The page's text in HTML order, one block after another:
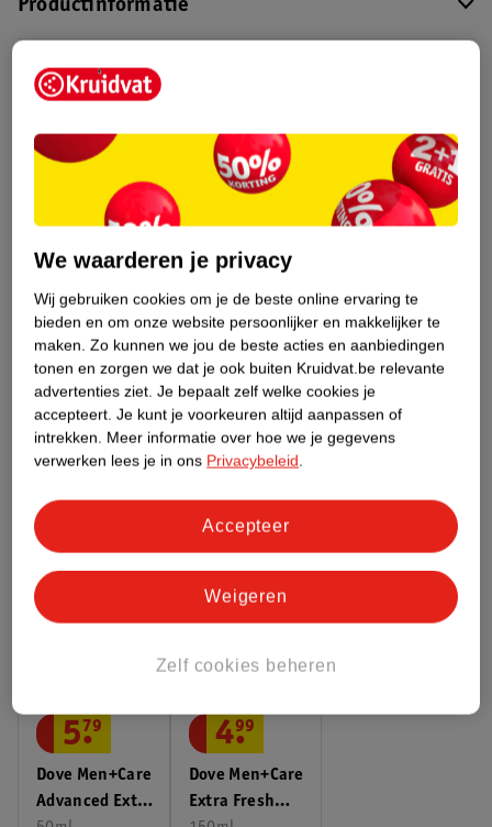
Productinformatie
Etiketinformatie
Nature Impact Score
Dit product heeft (nog) geen Nature
Impact Score.
Meer informatie
Bestel & Bezorginformatie
Bekijk ook
MeerDove Men Alle Douchegel
ANDEREN KOCHTEN OOK
Dove Men+Care
Advanced Extra
5.
79
Dove Men+Care
Extra Fresh
4.
99
We waarderen je privacy
Wij gebruiken cookies om je de beste online ervaring te
bieden en om onze website persoonlijker en makkelijker te
maken. Zo kunnen we jou de beste acties en aanbiedingen
tonen en zorgen we dat je ook buiten Kruidvat.be relevante
advertenties ziet. Je bepaalt zelf welke cookies je
accepteert. Je kunt je voorkeuren altijd aanpassen of
intrekken. Meer informatie over hoe we je gegevens
verwerken lees je in ons Privacybeleid.
Zelf cookies beheren
Weigeren
Accepteer